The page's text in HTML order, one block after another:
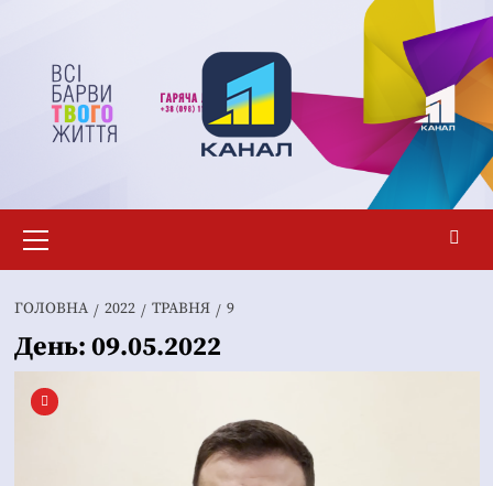
вмісту
меню
ГОЛОВНА 2022 ТРАВНЯ 9
День: 09.05.2022